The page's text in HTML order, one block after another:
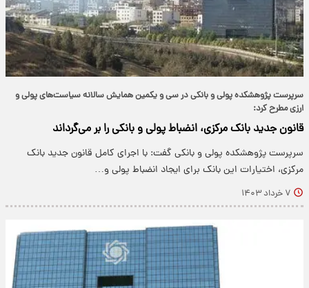
سرپرست پژوهشکده پولی و بانکی در سی و یکمین همایش سالانه سیاست‌های پولی و
ارزی مطرح کرد:
قانون جدید بانک مرکزی، انضباط پولی و بانکی را بر می‌گرداند
سرپرست پژوهشکده پولی و بانکی گفت: با اجرای کامل قانون جدید بانک
مرکزی، اختیارات این بانک برای ایجاد انضباط پولی و…
۷ خرداد ۱۴۰۳